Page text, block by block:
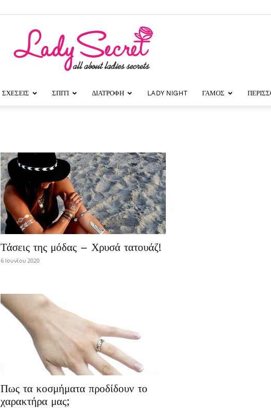
Secret
ΣΧΕΣΕΙΣ ΣΠΙΤΙ ΔΙΑΤΡΟΦΗ LADY NIGHT ΓΑΜΟΣ
Τάσεις της μόδας – Χρυσά τατουάζ!
6 Ιουνίου 2020
Πως τα κοσμήματα προδίδουν το
χαρακτήρα μας;